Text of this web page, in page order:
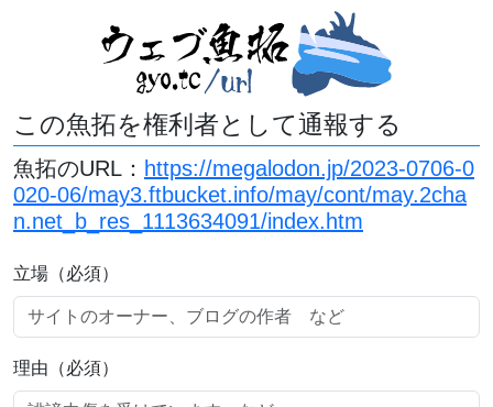
この魚拓を権利者として通報する
魚拓のURL： https://megalodon.jp/2023-0706-0
020-06/may3.ftbucket.info/may/cont/may.2cha
n.net_b_res_1113634091/index.htm
立場（必須）
理由（必須）